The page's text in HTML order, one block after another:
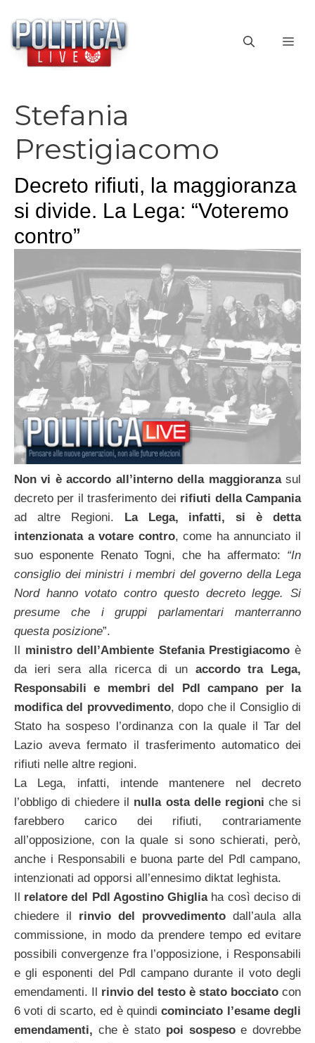
contenuto
Stefania
Prestigiacomo
Decreto rifiuti, la maggioranza
si divide. La Lega: “Voteremo
contro”
Non vi è accordo all’interno della maggioranzasul
decreto per il trasferimento dei rifiuti della Campania
ad altre Regioni. La Lega, infatti, si è detta
intenzionata a votare contro, come ha annunciato il
suo esponente Renato Togni, che ha affermato: “In
consiglio dei ministri i membri del governo della Lega
Nord hanno votato contro questo decreto legge. Si
presume che i gruppi parlamentari manterranno
questa posizione”.
Il ministro dell’Ambiente Stefania Prestigiacomo è
da ieri sera alla ricerca di un accordo tra Lega,
Responsabili e membri del Pdl campano per la
modifica del provvedimento, dopo che il Consiglio di
Stato ha sospeso l’ordinanza con la quale il Tar del
Lazio aveva fermato il trasferimento automatico dei
rifiuti nelle altre regioni.
La Lega, infatti, intende mantenere nel decreto
l’obbligo di chiedere il nulla osta delle regioni che si
farebbero carico dei rifiuti, contrariamente
all’opposizione, con la quale si sono schierati, però,
anche i Responsabili e buona parte del Pdl campano,
intenzionati ad opporsi all’ennesimo diktat leghista.
Il relatore del Pdl Agostino Ghigliaha così deciso di
chiedere il rinvio del provvedimento dall’aula alla
commissione, in modo da prendere tempo ed evitare
possibili convergenze fra l’opposizione, i Responsabili
e gli esponenti del Pdl campano durante il voto degli
emendamenti. Il rinvio del testo è stato bocciato con
6 voti di scarto, ed è quindicominciato l’esame degli
emendamenti, che è stato poi sospesoe dovrebbe